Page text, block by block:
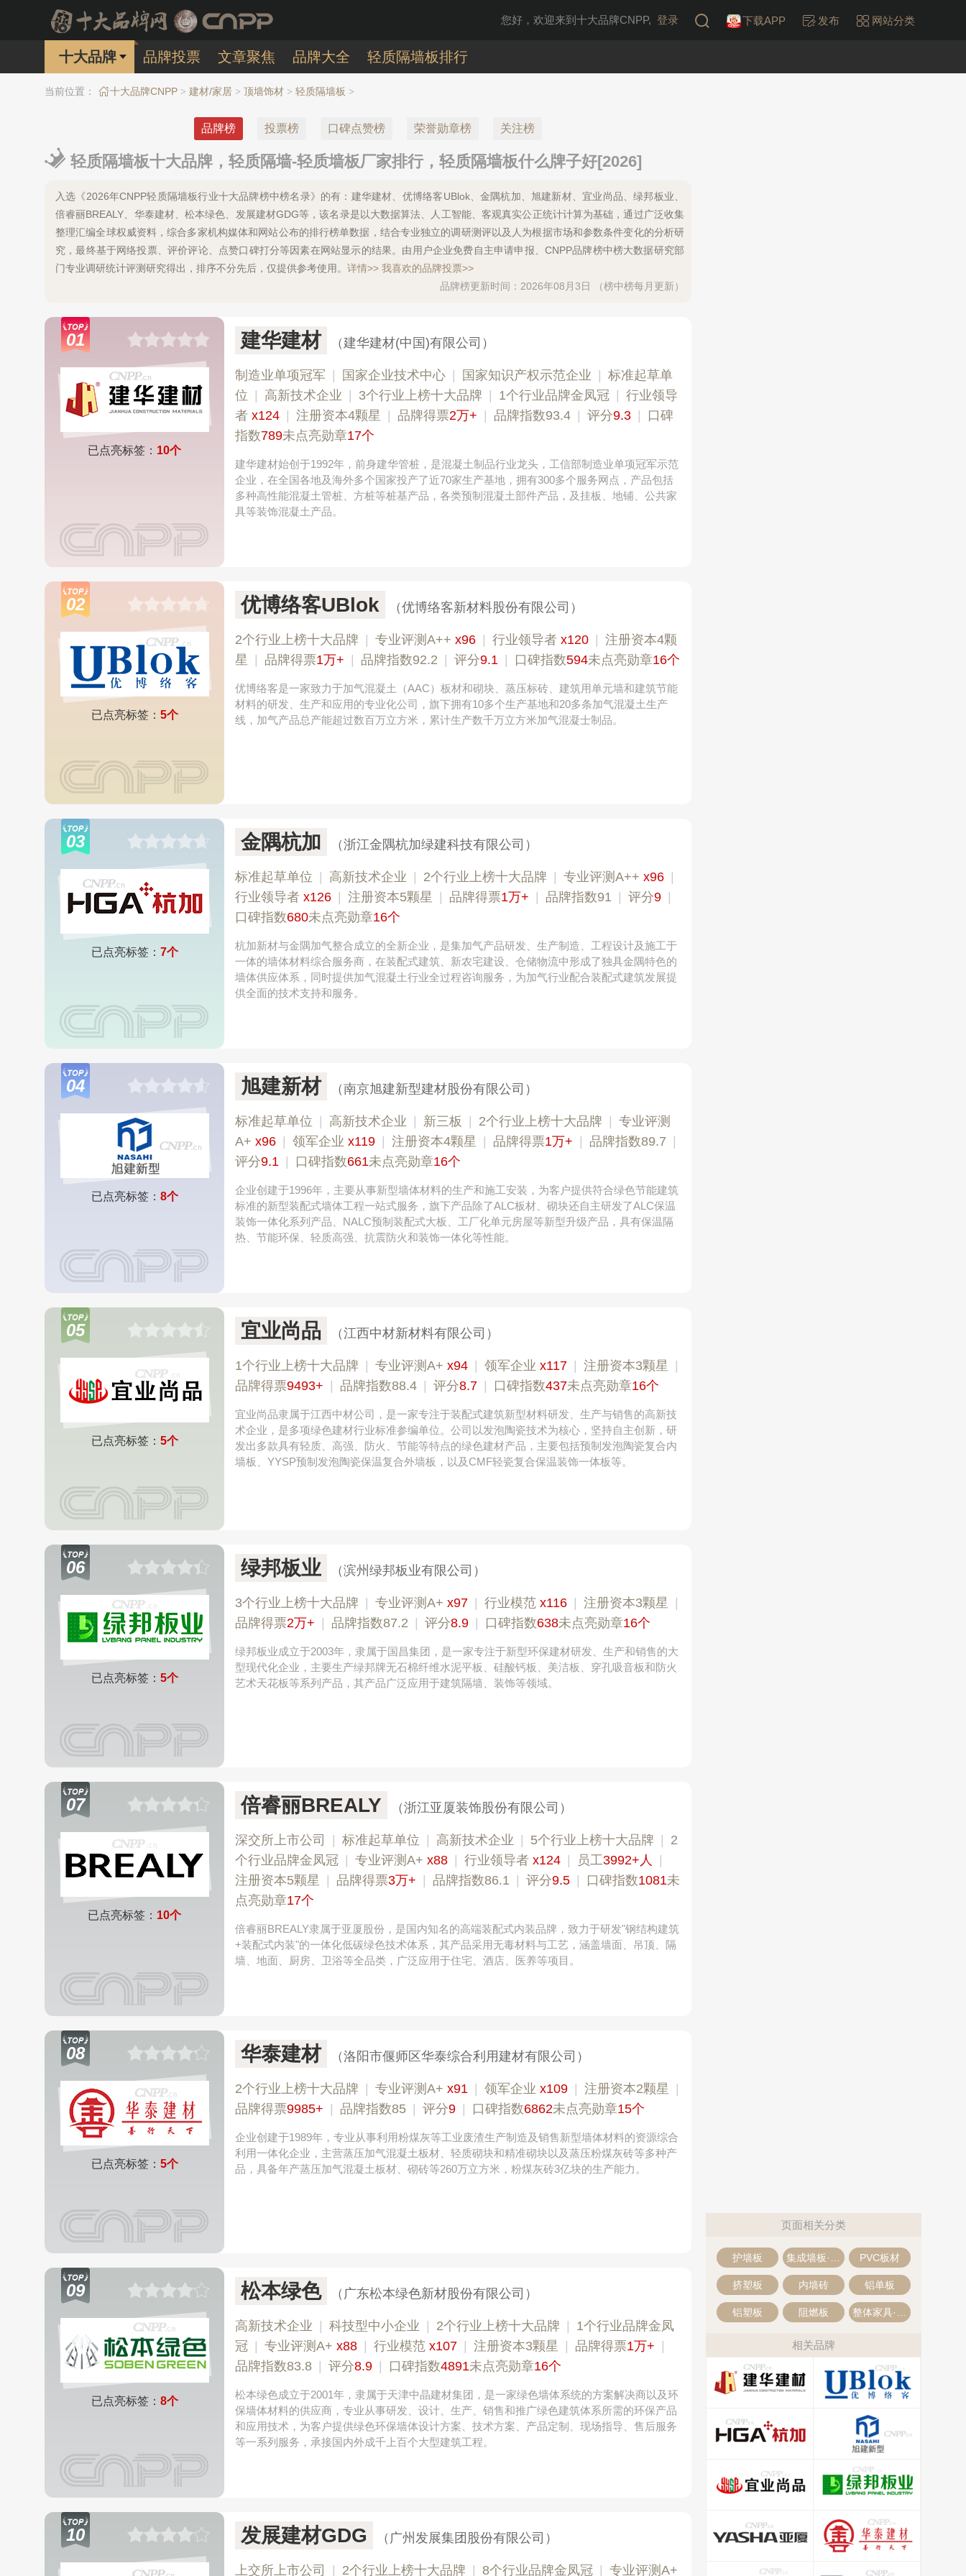
您好，欢迎来到十大品牌CNPP, 登录 下载APP 发布 网站分类
十大品牌 品牌投票 文章聚焦 品牌大全 轻质隔墙板排行
当前位置： 十大品牌CNPP > 建材/家居 > 顶墙饰材 > 轻质隔墙板 >
品牌榜 投票榜 口碑点赞榜 荣誉勋章榜 关注榜
轻质隔墙板十大品牌，轻质隔墙-轻质墙板厂家排行，轻质隔墙板什么牌子好[2026]
入选《2026年CNPP轻质隔墙板行业十大品牌榜中榜名录》的有：建华建材、优博络客UBlok、金隅杭加、旭建新材、宜业尚品、绿邦板业、
倍睿丽BREALY、华泰建材、松本绿色、发展建材GDG等，该名录是以大数据算法、人工智能、客观真实公正统计计算为基础，通过广泛收集
整理汇编全球权威资料，综合多家机构媒体和网站公布的排行榜单数据，结合专业独立的调研测评以及人为根据市场和参数条件变化的分析研
究，最终基于网络投票、评价评论、点赞口碑打分等因素在网站显示的结果。由用户企业免费自主申请申报、CNPP品牌榜中榜大数据研究部
门专业调研统计评测研究得出，排序不分先后，仅提供参考使用。 详情>> 我喜欢的品牌投票>>
品牌榜更新时间：2026年08月3日 （榜中榜每月更新）
01
已点亮标签： 10个
建华建材 （建华建材(中国)有限公司）
制造业单项冠军 国家企业技术中心 国家知识产权示范企业
标准起草单
位
高新技术企业 3个行业上榜十大品牌 1个行业品牌金凤冠
行业领导
者 x124 注册资本4颗星 品牌得票2万+ 品牌指数93.4 评分9.3
口碑
指数789未点亮勋章17个
建华建材始创于1992年，前身建华管桩，是混凝土制品行业龙头，工信部制造业单项冠军示范
企业，在全国各地及海外多个国家投产了近70家生产基地，拥有300多个服务网点，产品包括
多种高性能混凝土管桩、方桩等桩基产品，各类预制混凝土部件产品，及挂板、地铺、公共家
具等装饰混凝土产品。
02
已点亮标签： 5个
优博络客UBlok （优博络客新材料股份有限公司）
2个行业上榜十大品牌 专业​评测A++ x96 行业领导者 x120
注册资本4颗
星
品牌得票1万+ 品牌指数92.2 评分9.1 口碑指数594未点亮勋章16个
优博络客是一家致力于加气混凝土（AAC）板材和砌块、蒸压标砖、建筑用单元墙和建筑节能
材料的研发、生产和应用的专业化公司，旗下拥有10多个生产基地和20多条加气混凝土生产
线，加气产品总产能超过数百万立方米，累计生产数千万立方米加气混凝士制品。
03
已点亮标签： 7个
金隅杭加 （浙江金隅杭加绿建科技有限公司）
标准起草单位 高新技术企业 2个行业上榜十大品牌 专业​评测A++ x96
行业领导者 x126 注册资本5颗星 品牌得票1万+ 品牌指数91 评分9
口碑指数680未点亮勋章16个
杭加新材与金隅加气整合成立的全新企业，是集加气产品研发、生产制造、工程设计及施工于
一体的墙体材料综合服务商，在装配式建筑、新农宅建设、仓储物流中形成了独具金隅特色的
墙体供应体系，同时提供加气混凝土行业全过程咨询服务，为加气行业配合装配式建筑发展提
供全面的技术支持和服务。
04
已点亮标签： 8个
旭建新材 （南京旭建新型建材股份有限公司）
标准起草单位 高新技术企业 新三板 2个行业上榜十大品牌
专业评测
A+ x96 领军企业 x119 注册资本4颗星 品牌得票1万+ 品牌指数89.7
评分9.1 口碑指数661未点亮勋章16个
企业创建于1996年，主要从事新型墙体材料的生产和施工安装，为客户提供符合绿色节能建筑
标准的新型装配式墙体工程一站式服务，旗下产品除了ALC板材、砌块还自主研发了ALC保温
装饰一体化系列产品、NALC预制装配式大板、工厂化单元房屋等新型升级产品，具有保温隔
热、节能环保、轻质高强、抗震防火和装饰一体化等性能。
05
已点亮标签： 5个
宜业尚品 （江西中材新材料有限公司）
1个行业上榜十大品牌 专业评测A+ x94 领军企业 x117 注册资本3颗星
品牌得票9493+ 品牌指数88.4 评分8.7 口碑指数437未点亮勋章16个
宜业尚品隶属于江西中材公司，是一家专注于装配式建筑新型材料研发、生产与销售的高新技
术企业，是多项绿色建材行业标准参编单位。公司以发泡陶瓷技术为核心，坚持自主创新，研
发出多款具有轻质、高强、防火、节能等特点的绿色建材产品，主要包括预制发泡陶瓷复合内
墙板、YYSP预制发泡陶瓷保温复合外墙板，以及CMF轻瓷复合保温装饰一体板等。
06
已点亮标签： 5个
绿邦板业 （滨州绿邦板业有限公司）
3个行业上榜十大品牌 专业评测A+ x97 行业模范 x116 注册资本3颗星
品牌得票2万+ 品牌指数87.2 评分8.9 口碑指数638未点亮勋章16个
绿邦板业成立于2003年，隶属于国昌集团，是一家专注于新型环保建材研发、生产和销售的大
型现代化企业，主要生产绿邦牌无石棉纤维水泥平板、硅酸钙板、美洁板、穿孔吸音板和防火
艺术天花板等系列产品，其产品广泛应用于建筑隔墙、装饰等领域。
07
已点亮标签： 10个
倍睿丽BREALY （浙江亚厦装饰股份有限公司）
深交所上市公司 标准起草单位 高新技术企业 5个行业上榜十大品牌
2
个行业品牌金凤冠
专业评测A+ x88 行业领导者 x124 员工3992+人
注册资本5颗星
品牌得票3万+ 品牌指数86.1 评分9.5 口碑指数1081未
点亮勋章17个
倍睿丽BREALY隶属于亚厦股份，是国内知名的高端装配式内装品牌，致力于研发"钢结构建筑
+装配式内装"的一体化低碳绿色技术体系，其产品采用无毒材料与工艺，涵盖墙面、吊顶、隔
墙、地面、厨房、卫浴等全品类，广泛应用于住宅、酒店、医养等项目。
08
已点亮标签： 5个
华泰建材 （洛阳市偃师区华泰综合利用建材有限公司）
2个行业上榜十大品牌 专业评测A+ x91 领军企业 x109 注册资本2颗星
品牌得票9985+ 品牌指数85 评分9 口碑指数6862未点亮勋章15个
企业创建于1989年，专业从事利用粉煤灰等工业废渣生产制造及销售新型墙体材料的资源综合
利用一体化企业，主营蒸压加气混凝土板材、轻质砌块和精准砌块以及蒸压粉煤灰砖等多种产
品，具备年产蒸压加气混凝土板材、砌砖等260万立方米，粉煤灰砖3亿块的生产能力。
09
已点亮标签： 8个
松本绿色 （广东松本绿色新材股份有限公司）
高新技术企业 科技型中小企业 2个行业上榜十大品牌
1个行业品牌金凤
冠
专业评测A+ x88 行业模范 x107 注册资本3颗星 品牌得票1万+
品牌指数83.8
评分8.9 口碑指数4891未点亮勋章16个
松本绿色成立于2001年，隶属于天津中晶建材集团，是一家绿色墙体系统的方案解决商以及环
保墙体材料的供应商，专业从事研发、设计、生产、销售和推广绿色建筑体系所需的环保产品
和应用技术，为客户提供绿色环保墙体设计方案、技术方案、产品定制、现场指导、售后服务
等一系列服务，承接国内外成千上百个大型建筑工程。
10 发展建材GDG （广州发展集团股份有限公司）
上交所上市公司 2个行业上榜十大品牌 8个行业品牌金凤冠 专业评测A+
页面相关分类
护墙板 PVC板材
挤塑板 内墙砖 铝单板
铝塑板 阻燃板
相关品牌